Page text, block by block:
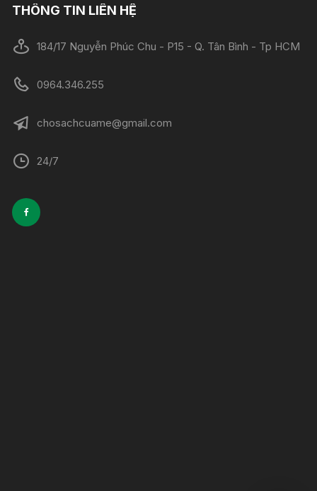
THÔNG TIN LIÊN HỆ
184/17 Nguyễn Phúc Chu - P15 - Q. Tân Bình - Tp HCM
0964.346.255
chosachcuame@gmail.com
24/7